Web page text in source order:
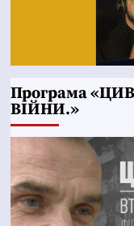
Програма
ВІЙНИ.»